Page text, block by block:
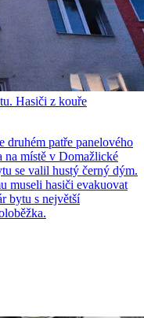
Hasiči z kouře
druhém patře panelového
na místě v Domažlické
se valil hustý černý dým.
museli hasiči evakuovat
bytu s největší